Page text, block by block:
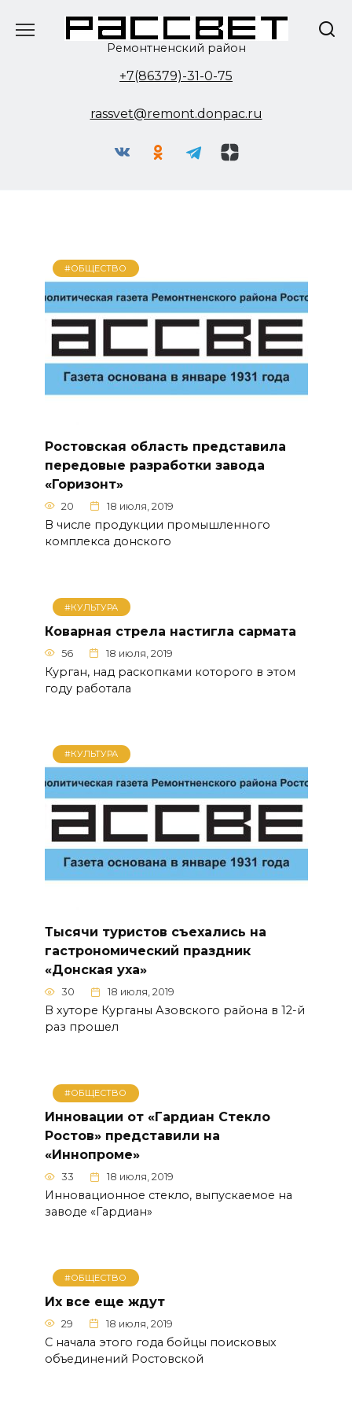
Ремонтненский район
+7(86379)-31-0-75
rassvet@remont.donpac.ru
#ОБЩЕСТВО
Ростовская область представила
передовые разработки завода
«Горизонт»
20 18 июля, 2019
В числе продукции промышленного
комплекса донского
#КУЛЬТУРА
Коварная стрела настигла сармата
56 18 июля, 2019
Курган, над раскопками которого в этом
году работала
#КУЛЬТУРА
Тысячи туристов съехались на
гастрономический праздник
«Донская уха»
30 18 июля, 2019
В хуторе Курганы Азовского района в 12-й
раз прошел
#ОБЩЕСТВО
Инновации от «Гардиан Стекло
Ростов» представили на
«Иннопроме»
33 18 июля, 2019
Инновационное стекло, выпускаемое на
заводе «Гардиан»
#ОБЩЕСТВО
Их все еще ждут
29 18 июля, 2019
С начала этого года бойцы поисковых
объединений Ростовской